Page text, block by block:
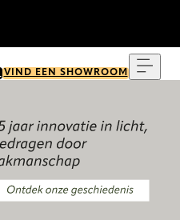
VIND EEN SHOWROOM